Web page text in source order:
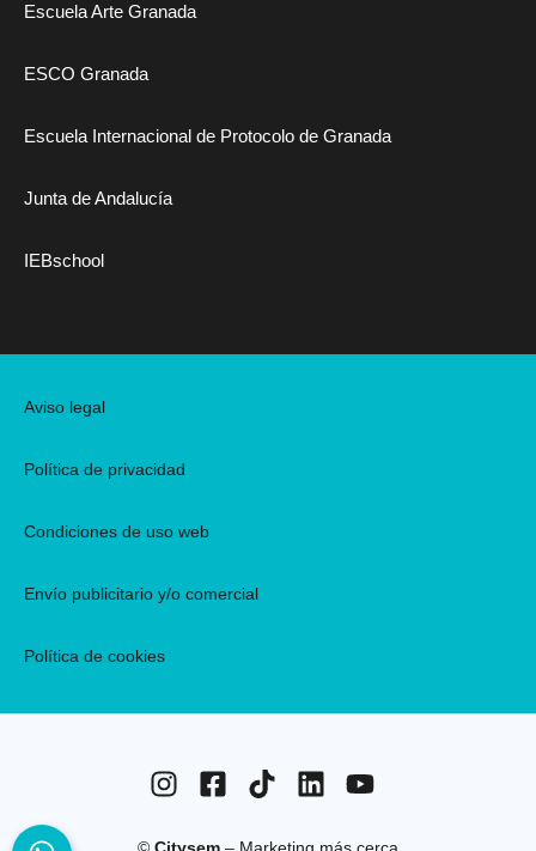
Escuela Arte Granada
ESCO Granada
Escuela Internacional de Protocolo de Granada
Junta de Andalucía
IEBschool
Aviso legal
Política de privacidad
Condiciones de uso web
Envío publicitario y/o comercial
Política de cookies